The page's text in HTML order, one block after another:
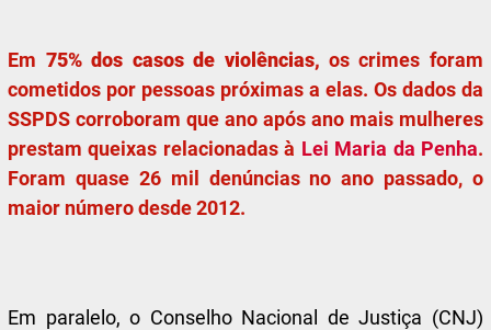
Em 75% dos casos de violências, os crimes foram
cometidos por pessoas próximas a elas. Os dados da
SSPDS corroboram que ano após ano mais mulheres
prestam queixas relacionadas à Lei Maria da Penha.
Foram quase 26 mil denúncias no ano passado, o
maior número desde 2012.
Em paralelo, o Conselho Nacional de Justiça (CNJ)